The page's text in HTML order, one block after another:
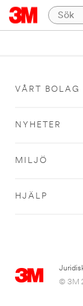
VÅRT BOLAG
NYHETER
MILJÖ
HJÄLP
© 3M